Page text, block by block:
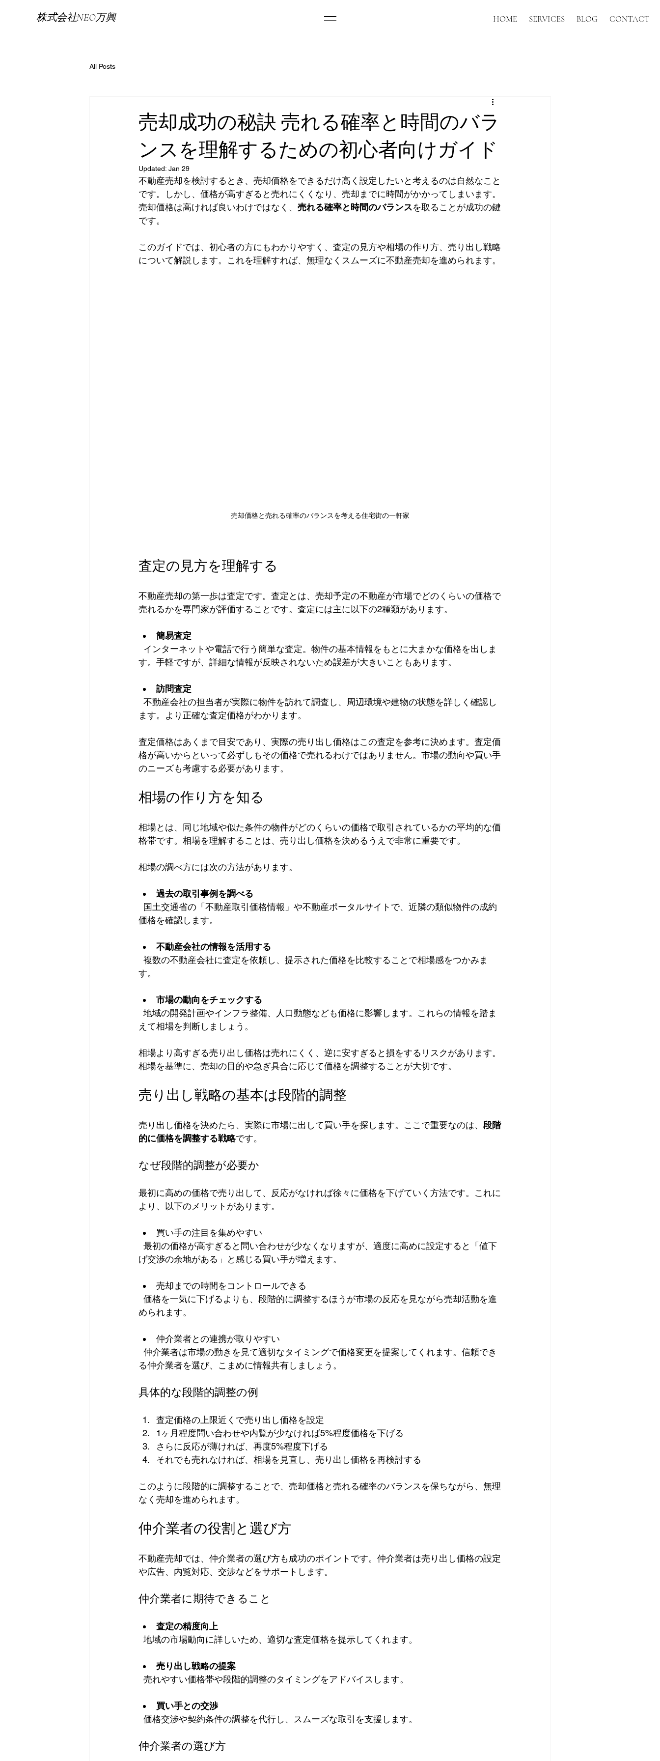
株式会社NEO万興 HOME SERVICES BLOG CONTACT
All Posts
売却成功の秘訣 売れる確率と時間のバラ
ンスを理解するための初心者向けガイド
Updated: Jan 29
不動産売却を検討するとき、売却価格をできるだけ高く設定したいと考えるのは自然なこと
です。しかし、価格が高すぎると売れにくくなり、売却までに時間がかかってしまいます。
売却価格は高ければ良いわけではなく、 売れる確率と時間のバランスを取ることが成功の鍵
です。
このガイドでは、初心者の方にもわかりやすく、査定の見方や相場の作り方、売り出し戦略
について解説します。これを理解すれば、無理なくスムーズに不動産売却を進められます。
売却価格と売れる確率のバランスを考える住宅街の一軒家
査定の見方を理解する
不動産売却の第一歩は査定です。査定とは、売却予定の不動産が市場でどのくらいの価格で
売れるかを専門家が評価することです。査定には主に以下の2種類があります。
簡易査定
す。手軽ですが、詳細な情報が反映されないため誤差が大きいこともあります。
訪問査定
ます。より正確な査定価格がわかります。
査定価格はあくまで目安であり、実際の売り出し価格はこの査定を参考に決めます。査定価
格が高いからといって必ずしもその価格で売れるわけではありません。市場の動向や買い手
のニーズも考慮する必要があります。
相場の作り方を知る
相場とは、同じ地域や似た条件の物件がどのくらいの価格で取引されているかの平均的な価
格帯です。相場を理解することは、売り出し価格を決めるうえで非常に重要です。
相場の調べ方には次の方法があります。
過去の取引事例を調べる
価格を確認します。
不動産会社の情報を活用する
す。
市場の動向をチェックする
えて相場を判断しましょう。
相場より高すぎる売り出し価格は売れにくく、逆に安すぎると損をするリスクがあります。
相場を基準に、売却の目的や急ぎ具合に応じて価格を調整することが大切です。
売り出し戦略の基本は段階的調整
売り出し価格を決めたら、実際に市場に出して買い手を探します。ここで重要なのは、 段階
的に価格を調整する戦略です。
なぜ段階的調整が必要か
最初に高めの価格で売り出して、反応がなければ徐々に価格を下げていく方法です。これに
より、以下のメリットがあります。
買い手の注目を集めやすい
げ交渉の余地がある」と感じる買い手が増えます。
売却までの時間をコントロールできる
められます。
仲介業者との連携が取りやすい
る仲介業者を選び、こまめに情報共有しましょう。
具体的な段階的調整の例
査定価格の上限近くで売り出し価格を設定
1ヶ月程度問い合わせや内覧が少なければ5%程度価格を下げる
さらに反応が薄ければ、再度5%程度下げる
それでも売れなければ、相場を見直し、売り出し価格を再検討する
このように段階的に調整することで、売却価格と売れる確率のバランスを保ちながら、無理
なく売却を進められます。
仲介業者の役割と選び方
不動産売却では、仲介業者の選び方も成功のポイントです。仲介業者は売り出し価格の設定
や広告、内覧対応、交渉などをサポートします。
仲介業者に期待できること
査定の精度向上
  地域の市場動向に詳しいため、適切な査定価格を提示してくれます。
売り出し戦略の提案
  売れやすい価格帯や段階的調整のタイミングをアドバイスします。
買い手との交渉
  価格交渉や契約条件の調整を代行し、スムーズな取引を支援します。
仲介業者の選び方